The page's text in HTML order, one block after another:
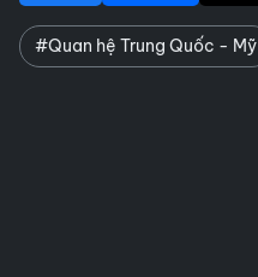
#Quan hệ Trung Quốc - Mỹ